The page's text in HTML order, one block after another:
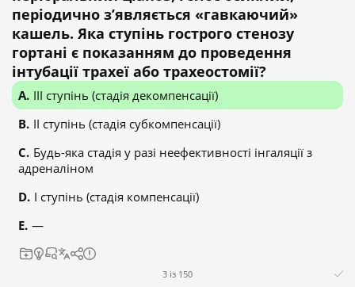
періодично з’являється «гавкаючий»
кашель. Яка ступінь гострого стенозу
гортані є показанням до проведення
інтубації трахеї або трахеостомії?
III ступінь (стадія декомпенсації)
II ступінь (стадія субкомпенсації)
Будь-яка стадія у разі неефективності інгаляції з
адреналіном
I ступінь (стадія компенсації)
—
3 із 150